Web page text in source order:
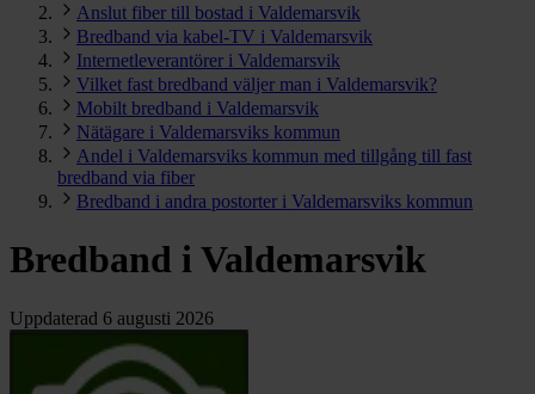
Anslut fiber till bostad i Valdemarsvik
Bredband via kabel-TV i Valdemarsvik
Internetleverantörer i Valdemarsvik
Vilket fast bredband väljer man i Valdemarsvik?
Mobilt bredband i Valdemarsvik
Nätägare i Valdemarsviks kommun
Andel i Valdemarsviks kommun med tillgång till fast
bredband via fiber
Bredband i andra postorter i Valdemarsviks kommun
Bredband i Valdemarsvik
Uppdaterad 6 augusti 2026